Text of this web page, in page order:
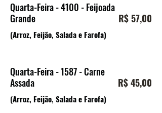
Quarta-Feira - 4100 - Feijoada
Grande
(Arroz, Feijão, Salada e Farofa)
R$ 57,00
Quarta-Feira - 1587 - Carne
Assada
(Arroz, Feijão, Salada e Farofa)
R$ 45,00